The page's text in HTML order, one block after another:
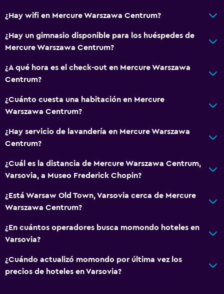
¿Hay wifi en Mercure Warszawa Centrum?
¿Hay un gimnasio disponible para los huéspedes de
Mercure Warszawa Centrum?
¿A qué hora es el check-out en Mercure Warszawa
Centrum?
¿Cuánto cuesta una habitación en Mercure
Warszawa Centrum?
¿Hay servicio de lavandería en Mercure Warszawa
Centrum?
¿Cuál es la distancia de Mercure Warszawa Centrum,
Varsovia, a Museo Frederick Chopin?
¿Está Warsaw Old Town, Varsovia cerca de Mercure
Warszawa Centrum?
¿En cuántos operadores busca momondo hoteles en
Varsovia?
¿Cuándo actualizó momondo por última vez los
precios de hoteles en Varsovia?